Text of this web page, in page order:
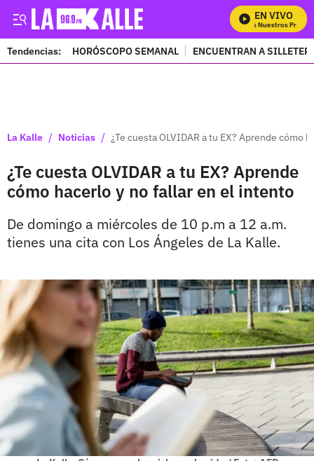
EN VIVO
Mira Todos Nuestros
Tendencias: HORÓSCOPO SEMANAL ENCUENTRAN A
La Kalle / Noticias / ¿Te cuesta OLVIDAR a tu EX? Aprende cómo
¿Te cuesta OLVIDAR a tu EX? Aprende
cómo hacerlo y no fallar en el intento
De domingo a miércoles de 10 p.m a 12 a.m.
tienes una cita con Los Ángeles de La Kalle.